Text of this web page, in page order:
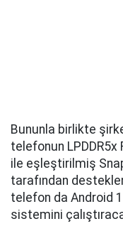
Bununla birlikte
telefonun LPDDR5x
ile eşleştirilmiş
tarafından
telefon da Android
sistemini